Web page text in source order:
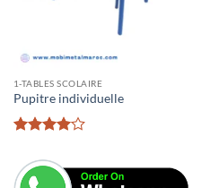
1-TABLES SCOLAIRE
Pupitre individuelle
out of 5